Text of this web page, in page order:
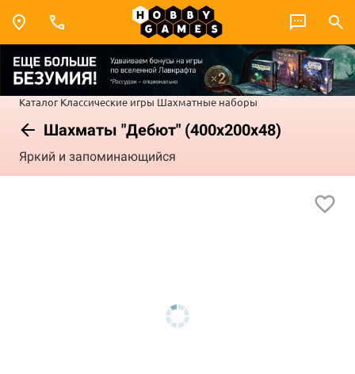
Каталог Классические игры Шахматные наборы
Шахматы "Дебют" (400x200x48)
Яркий и запоминающийся